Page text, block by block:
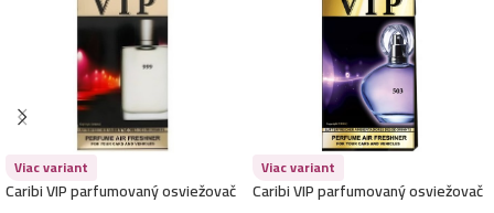
Viac variant
Caribi VIP parfumovaný osviežovač
Viac variant
Caribi VIP parfumovaný osviežovač